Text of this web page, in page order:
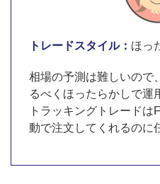
トレードスタイル： ほっ
相場の予測は難しいので
るべくほったらかしで運
トラッキングトレード
動で注文してくれるのに